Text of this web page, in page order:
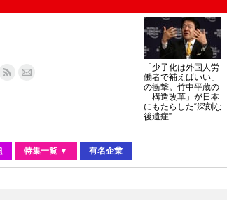
「少子化は外国人労
働者で補えばいい」
の衝撃。竹中平蔵の
「構造改革」が日本
にもたらした“深刻な
後遺症”
特集一覧 ▼ 有名企業